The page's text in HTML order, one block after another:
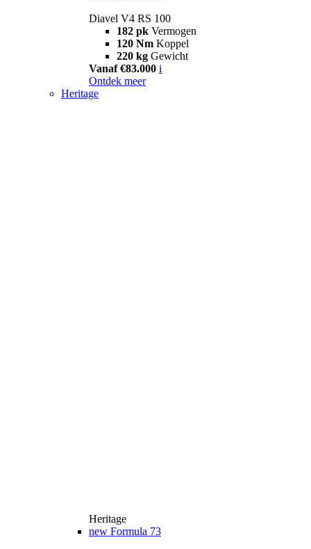
Diavel V4 RS 100
182 pk Vermogen
120 Nm Koppel
220 kg Gewicht
Vanaf €83.000 i
Ontdek meer
Heritage
Heritage
new Formula 73